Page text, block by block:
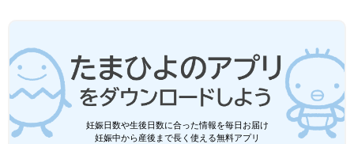
妊娠日数や生後日数に合った情報を毎日お届け
妊娠中から産後まで長く使える無料アプリ